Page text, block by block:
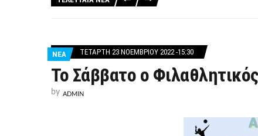
ΝΕΑ ΤΕΤΆΡΤΗ 23 ΝΟΕΜΒΡΊΟΥ 2022 -15:30
Το Σάββατο ο
by ADMIN